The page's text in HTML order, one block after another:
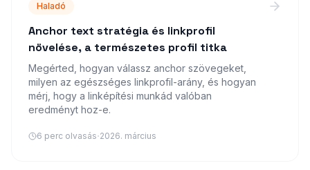
Haladó
Anchor text stratégia és linkprofil
növelése, a természetes profil titka
Megérted, hogyan válassz anchor szövegeket,
milyen az egészséges linkprofil-arány, és hogyan
mérj, hogy a linképítési munkád valóban
eredményt hoz-e.
6 perc olvasás·2026. március